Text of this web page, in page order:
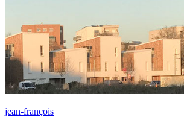
jean-françois